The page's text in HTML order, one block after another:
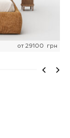
от 29100 грн